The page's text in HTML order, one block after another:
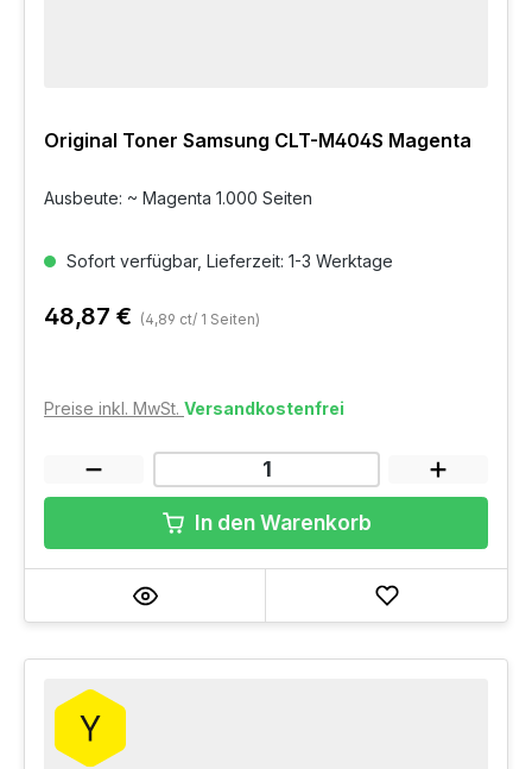
Original Toner Samsung CLT-M404S Magenta
Ausbeute: ~ Magenta 1.000 Seiten
Sofort verfügbar, Lieferzeit: 1-3 Werktage
48,87 € (4,89 ct/ 1 Seiten)
Preise inkl. MwSt. Versandkostenfrei
In den Warenkorb